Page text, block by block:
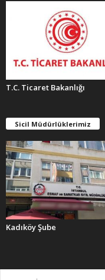
T.C. Ticaret Bakanlığı
Sicil Müdürlüklerimiz
Kadıköy Şube